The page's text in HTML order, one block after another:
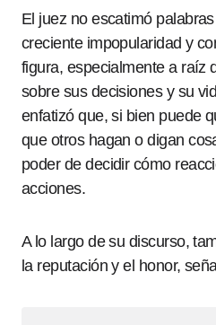
El juez no escatimó
creciente impopularidad y
figura, especialmente a raíz
sobre sus decisiones y su
enfatizó que, si bien puede
que otros hagan o digan
poder de decidir cómo
acciones.
A lo largo de su discurso,
la reputación y el honor,